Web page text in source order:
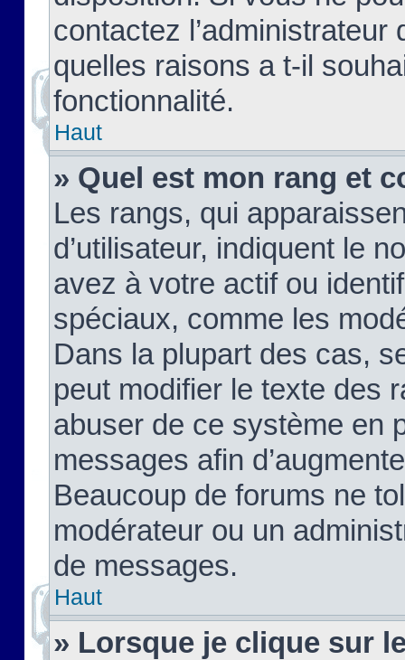
contactez
quelles raisons a t-il
fonctionnalité.
Haut
» Quel est mon rang et
Les rangs, qui
d’utilisateur, indiquent le
avez à votre actif ou
spéciaux, comme les
Dans la plupart des cas,
peut modifier le texte des
abuser de ce système en
messages afin
Beaucoup de forums ne
modérateur ou un
de messages.
Haut
» Lorsque je clique sur